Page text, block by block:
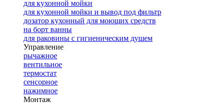
для кухонной мойки
для кухонной мойки и вывод под фильтр
дозатор кухонный для моющих средств
на борт ванны
для раковины с гигиеническим душем
Управление
рычажное
вентильное
термостат
сенсорное
нажимное
Монтаж